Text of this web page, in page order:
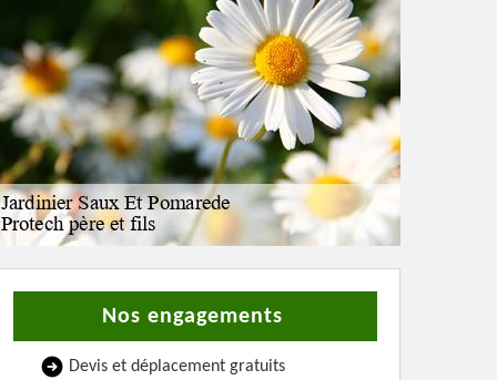
Nos engagements
Devis et déplacement gratuits